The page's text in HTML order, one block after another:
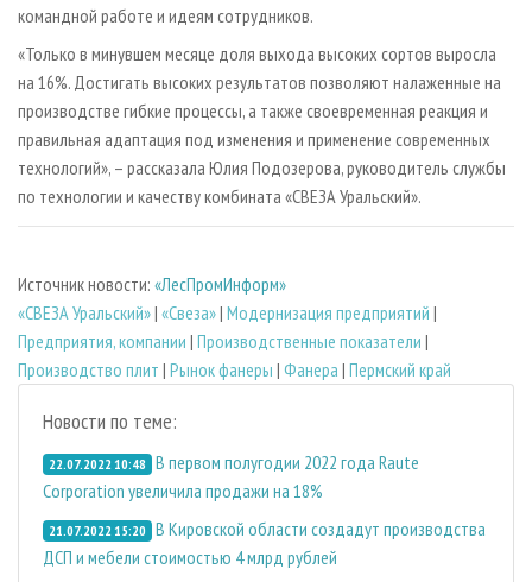
БИОЭНЕРГЕТИКА
ЦБП
ИНСТРУМЕНТ И МАТЕРИАЛЫ
RUSSIAN FORESTRY REVIEW
ГАЗЕТА ЛЕСПРОМФОРУМ
БИБЛИОТЕКА СПЕЦИАЛИСТА
командной работе и идеям сотрудников.
«Только в минувшем месяце доля выхода высоких сортов выросла
на 16%. Достигать высоких результатов позволяют налаженные на
производстве гибкие процессы, а также своевременная реакция и
правильная адаптация под изменения и применение современных
технологий», – рассказала Юлия Подозерова, руководитель службы
по технологии и качеству комбината «СВЕЗА Уральский».
Источник новости: «ЛесПромИнформ»
«СВЕЗА Уральский»| «Свеза»| Модернизация предприятий |
Предприятия, компании | Производственные показатели |
Производство плит | Рынок фанеры | Фанера | Пермский край
Новости по теме:
22.07.2022 10:48 В первом полугодии 2022 года Raute
Corporation увеличила продажи на 18%
21.07.2022 15:20 В Кировской области создадут производства
ДСП и мебели стоимостью 4 млрд рублей